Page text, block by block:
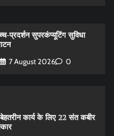
प्रदर्शन सुपरकंप्यूटिंग सुविधा
7 August 2026 0
कार्य के लिए 22 संत कबीर